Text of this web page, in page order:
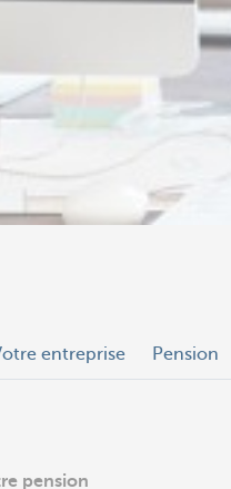
entreprise Pension
pension